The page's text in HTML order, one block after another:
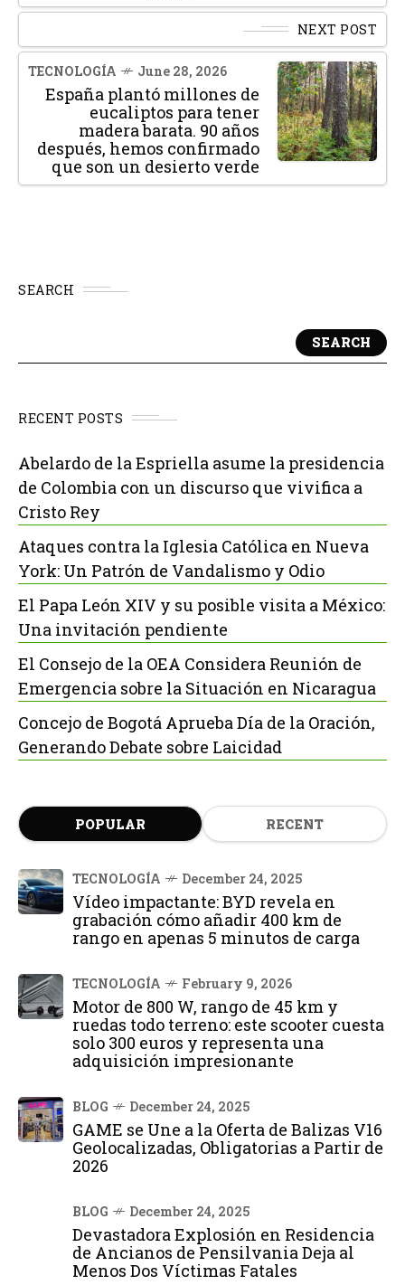
NEXT POST
TECNOLOGÍA June 28, 2026
España plantó millones de
eucaliptos para tener
madera barata. 90 años
después, hemos confirmado
que son un desierto verde
SEARCH
SEARCH
RECENT POSTS
Abelardo de la Espriella asume la presidencia
de Colombia con un discurso que vivifica a
Cristo Rey
Ataques contra la Iglesia Católica en Nueva
York: Un Patrón de Vandalismo y Odio
El Papa León XIV y su posible visita a México:
Una invitación pendiente
El Consejo de la OEA Considera Reunión de
Emergencia sobre la Situación en Nicaragua
Concejo de Bogotá Aprueba Día de la Oración,
Generando Debate sobre Laicidad
POPULAR RECENT
TECNOLOGÍA December 24, 2025
Vídeo impactante: BYD revela en
grabación cómo añadir 400 km de
rango en apenas 5 minutos de carga
TECNOLOGÍA February 9, 2026
Motor de 800 W, rango de 45 km y
ruedas todo terreno: este scooter cuesta
solo 300 euros y representa una
adquisición impresionante
BLOG December 24, 2025
GAME se Une a la Oferta de Balizas V16
Geolocalizadas, Obligatorias a Partir de
2026
BLOG December 24, 2025
Devastadora Explosión en Residencia
de Ancianos de Pensilvania Deja al
Menos Dos Víctimas Fatales